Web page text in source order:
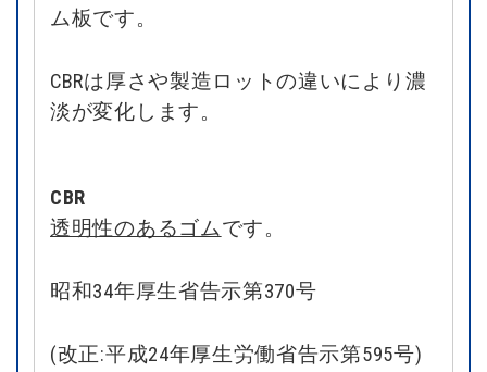
ム板です。
CBRは厚さや製造ロットの違いにより濃
淡が変化します。
CBR
透明性のあるゴムです。
昭和34年厚生省告示第370号
(改正:平成24年厚生労働省告示第595号)